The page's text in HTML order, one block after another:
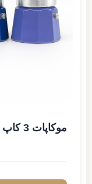
موکاپات 3 کاپ لواک